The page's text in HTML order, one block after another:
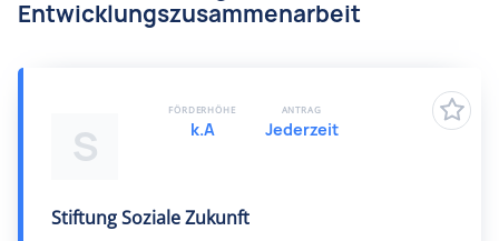
Entwicklungszusammenarbeit
S
Stiftung Soziale Zukunft
FÖRDERHÖHE
k.A
ANTRAG
Jederzeit